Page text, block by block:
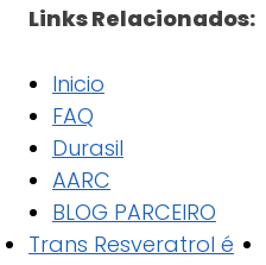
Links Relacionados:
Inicio
FAQ
Durasil
AARC
BLOG PARCEIRO
Trans Resveratrol é